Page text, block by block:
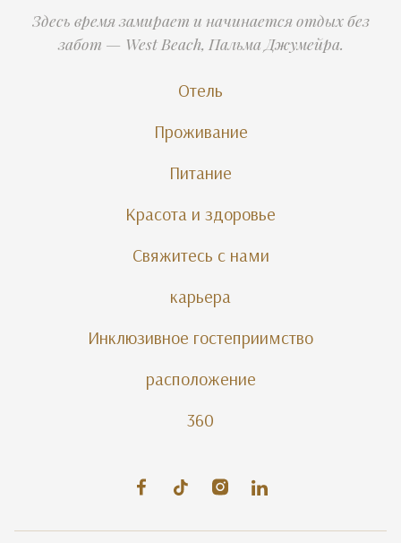
Здесь время замирает и начинается отдых без
забот — West Beach, Пальма Джумейра.
Отель
Проживание
Питание
Красота и здоровье
Свяжитесь с нами
карьера
Инклюзивное гостеприимство
расположение
360